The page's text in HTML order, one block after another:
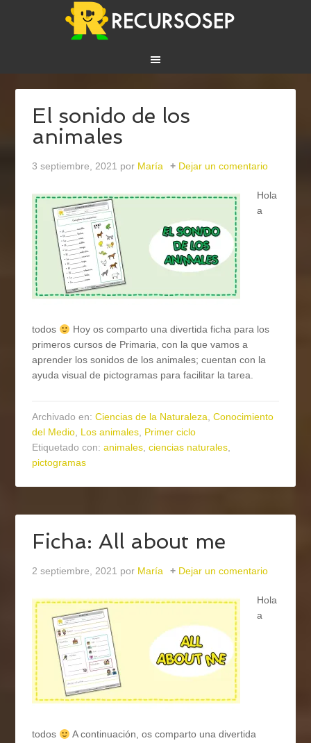
El sonido de los
animales
3 septiembre, 2021 por María Dejar un comentario
Hola
a
todos
Hoy os comparto una divertida ficha para los
primeros cursos de Primaria, con la que vamos a
aprender los sonidos de los animales; cuentan con la
ayuda visual de pictogramas para facilitar la tarea.
Archivado en:Ciencias de la Naturaleza,Conocimiento
del Medio, Los animales, Primer ciclo
Etiquetado con:animales,ciencias naturales,
pictogramas
Ficha: All about me
2 septiembre, 2021 por María Dejar un comentario
Hola
a
todos
A continuación, os comparto una divertida